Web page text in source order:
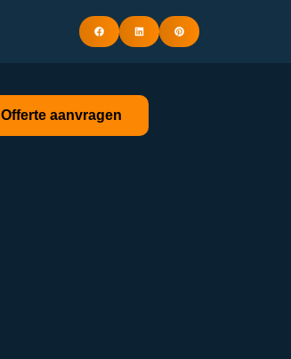
Offerte aanvragen